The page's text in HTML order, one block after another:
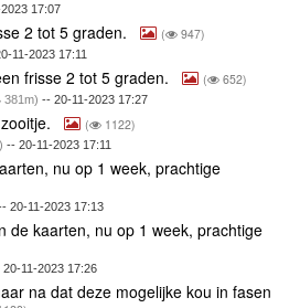
17:07
2 tot 5 graden. ( 947)
11-2023 17:11
frisse 2 tot 5 graden. ( 652)
381m) -- 20-11-2023 17:27
( 1122)
-- 20-11-2023 17:11
nu op 1 week, prachtige
20-11-2023 17:13
de kaarten, nu op 1 week, prachtige
20-11-2023 17:26
na dat deze mogelijke kou in fasen